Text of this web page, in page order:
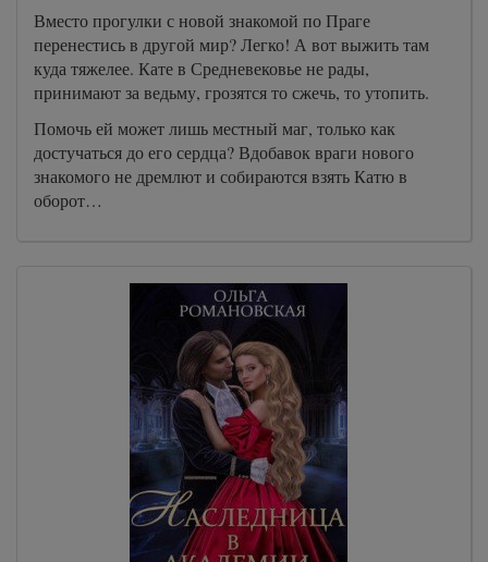
Вместо прогулки с новой знакомой по Праге
перенестись в другой мир? Легко! А вот выжить там
куда тяжелее. Кате в Средневековье не рады,
принимают за ведьму, грозятся то сжечь, то утопить.
Помочь ей может лишь местный маг, только как
достучаться до его сердца? Вдобавок враги нового
знакомого не дремлют и собираются взять Катю в
оборот…